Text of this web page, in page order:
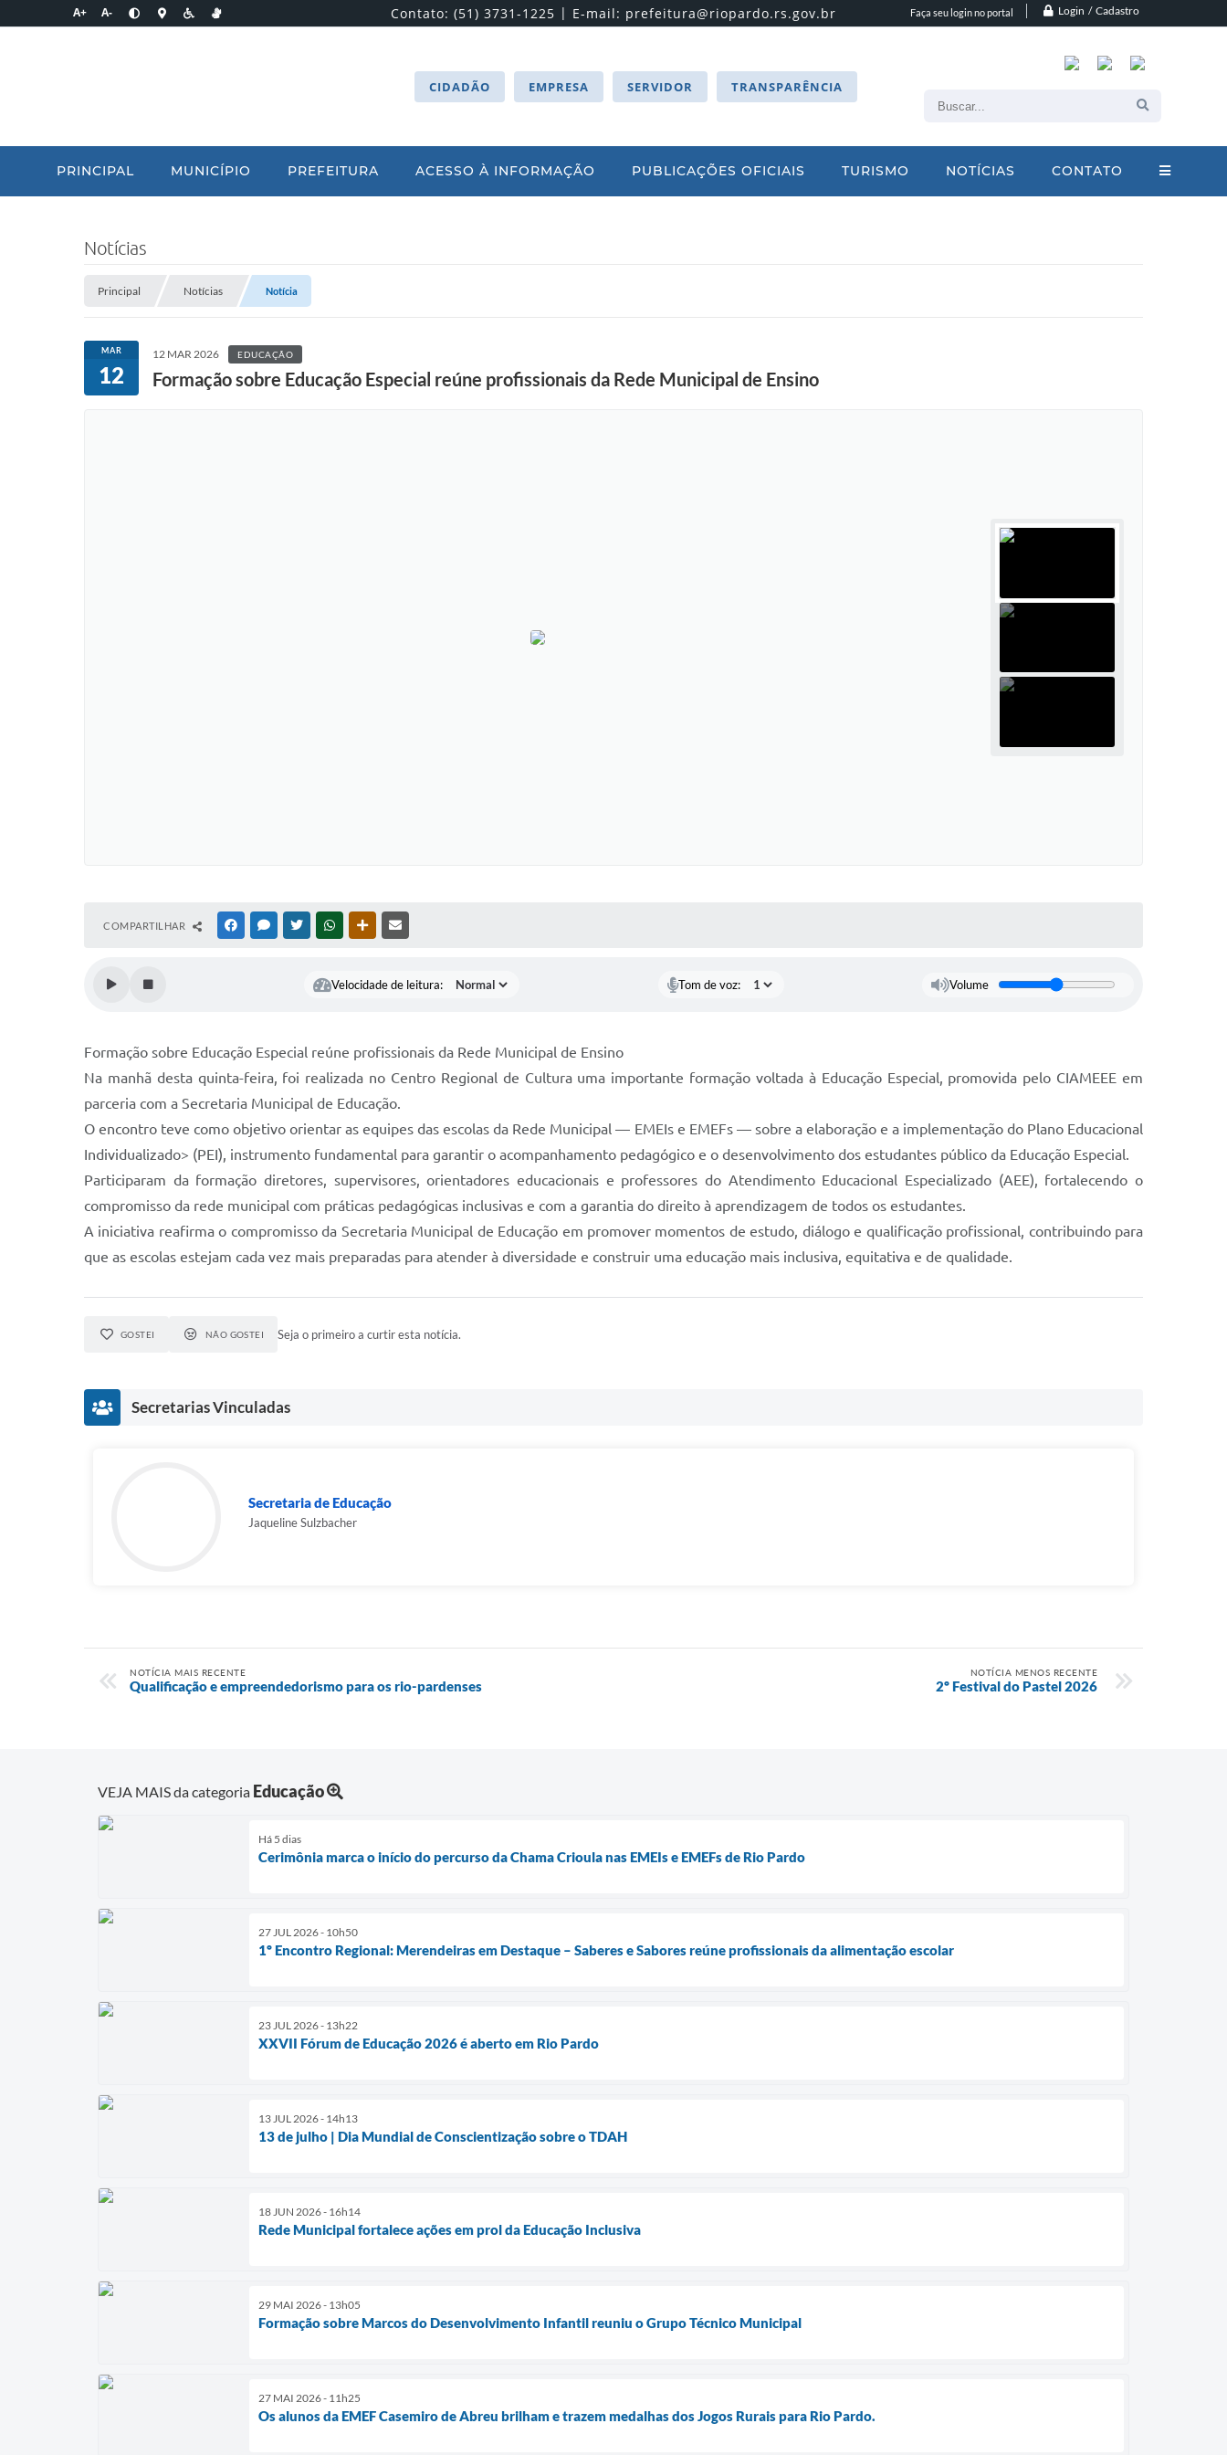
Faça seu login no portal Login / Cadastro
A+ A- Contato: (51) 3731-1225 | E-mail: prefeitura@riopardo.rs.gov.br
CIDADÃO EMPRESA SERVIDOR TRANSPARÊNCIA
PRINCIPAL MUNICÍPIO PREFEITURA ACESSO À INFORMAÇÃO PUBLICAÇÕES OFICIAIS TURISMO NOTÍCIAS CONTATO
Notícias
Principal Notícias Notícia
MAR
12
12 MAR 2026 EDUCAÇÃO
Formação sobre Educação Especial reúne profissionais da Rede Municipal de Ensino
COMPARTILHAR FACEBOOKMESSENGER
TWITTERWHATSAPPOUTRAS MÍDIAS
Velocidade de leitura: Tom de voz: Volume
Formação sobre Educação Especial reúne profissionais da Rede Municipal de Ensino
Na manhã desta quinta-feira, foi realizada no Centro Regional de Cultura uma importante formação voltada à Educação Especial, promovida pelo CIAMEEE em
parceria com a Secretaria Municipal de Educação.
O encontro teve como objetivo orientar as equipes das escolas da Rede Municipal — EMEIs e EMEFs — sobre a elaboração e a implementação do Plano Educacional
Individualizado> (PEI), instrumento fundamental para garantir o acompanhamento pedagógico e o desenvolvimento dos estudantes público da Educação Especial.
Participaram da formação diretores, supervisores, orientadores educacionais e professores do Atendimento Educacional Especializado (AEE), fortalecendo o
compromisso da rede municipal com práticas pedagógicas inclusivas e com a garantia do direito à aprendizagem de todos os estudantes.
A iniciativa reafirma o compromisso da Secretaria Municipal de Educação em promover momentos de estudo, diálogo e qualificação profissional, contribuindo para
que as escolas estejam cada vez mais preparadas para atender à diversidade e construir uma educação mais inclusiva, equitativa e de qualidade.
GOSTEI NÃO GOSTEI Seja o primeiro a curtir esta notícia.
Secretarias Vinculadas
Secretaria de Educação
Jaqueline Sulzbacher
NOTÍCIA MAIS RECENTE
Qualificação e empreendedorismo para os rio-pardenses
NOTÍCIA MENOS RECENTE
2º Festival do Pastel 2026
VEJA MAIS da categoria Educação
Há 5 dias
Cerimônia marca o início do percurso da Chama Crioula nas EMEIs e EMEFs de Rio Pardo
27 JUL 2026 - 10h50
1º Encontro Regional: Merendeiras em Destaque – Saberes e Sabores reúne profissionais da alimentação escolar
23 JUL 2026 - 13h22
XXVII Fórum de Educação 2026 é aberto em Rio Pardo
13 JUL 2026 - 14h13
13 de julho | Dia Mundial de Conscientização sobre o TDAH
18 JUN 2026 - 16h14
Rede Municipal fortalece ações em prol da Educação Inclusiva
29 MAI 2026 - 13h05
Formação sobre Marcos do Desenvolvimento Infantil reuniu o Grupo Técnico Municipal
27 MAI 2026 - 11h25
Os alunos da EMEF Casemiro de Abreu brilham e trazem medalhas dos Jogos Rurais para Rio Pardo.